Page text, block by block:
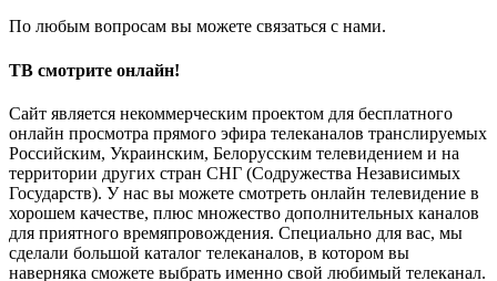
По любым вопросам вы можете связаться с нами.
ТВ смотрите онлайн!
Сайт является некоммерческим проектом для бесплатного
онлайн просмотра прямого эфира телеканалов транслируемых
Российским, Украинским, Белорусским телевидением и на
территории других стран СНГ (Содружества Независимых
Государств). У нас вы можете смотреть онлайн телевидение в
хорошем качестве, плюс множество дополнительных каналов
для приятного времяпровождения. Специально для вас, мы
сделали большой каталог телеканалов, в котором вы
наверняка сможете выбрать именно свой любимый телеканал.